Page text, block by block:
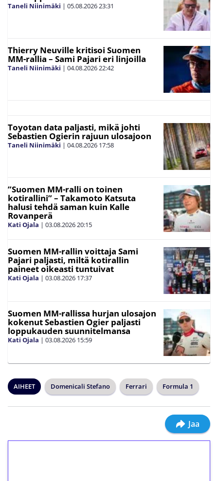
Taneli Niinimäki | 05.08.202623:31
Thierry Neuville kritisoi Suomen
MM-rallia – Sami Pajari eri linjoilla
Taneli Niinimäki | 04.08.202622:42
Toyotan data paljasti, mikä johti
Sebastien Ogierin rajuun ulosajoon
Taneli Niinimäki | 04.08.2026 17:58
”Suomen MM-ralli on toinen
kotirallini” – Takamoto Katsuta
halusi tehdä saman kuin Kalle
Rovanperä
Kati Ojala | 03.08.202620:15
Suomen MM-rallin voittaja Sami
Pajari paljasti, miltä kotirallin
paineet oikeasti tuntuivat
Kati Ojala | 03.08.2026 17:37
Suomen MM-rallissa hurjan ulosajon
kokenut Sebastien Ogier paljasti
loppukauden suunnitelmansa
Kati Ojala | 03.08.2026 15:59
AIHEET Domenicali Stefano Ferrari Formula 1
Jaa